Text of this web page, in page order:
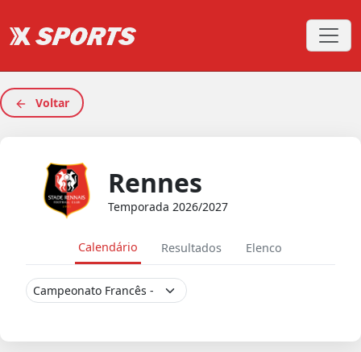
Voltar
Rennes
Temporada 2026/2027
Calendário Resultados Elenco